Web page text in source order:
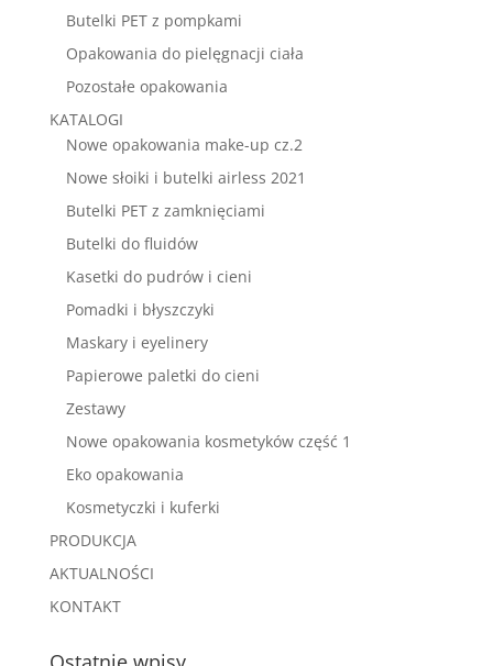
Butelki PET z pompkami
Opakowania do pielęgnacji ciała
Pozostałe opakowania
KATALOGI
Nowe opakowania make-up cz.2
Nowe słoiki i butelki airless 2021
Butelki PET z zamknięciami
Butelki do fluidów
Kasetki do pudrów i cieni
Pomadki i błyszczyki
Maskary i eyelinery
Papierowe paletki do cieni
Zestawy
Nowe opakowania kosmetyków część 1
Eko opakowania
Kosmetyczki i kuferki
PRODUKCJA
AKTUALNOŚCI
KONTAKT